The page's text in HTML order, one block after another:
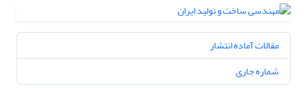
مقالات آماده انتشار
شماره جاری